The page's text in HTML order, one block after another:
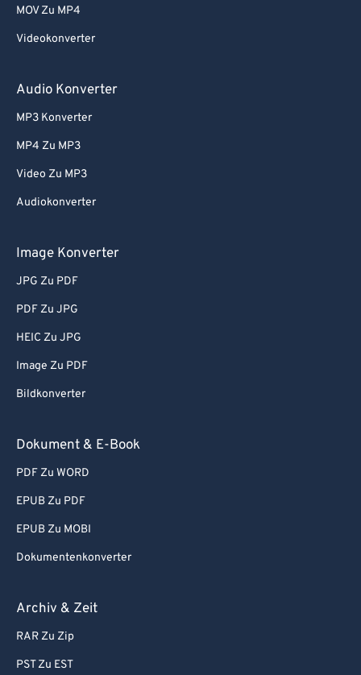
MOV Zu MP4
Videokonverter
Audio Konverter
MP3 Konverter
MP4 Zu MP3
Video Zu MP3
Audiokonverter
Image Konverter
JPG Zu PDF
PDF Zu JPG
HEIC Zu JPG
Image Zu PDF
Bildkonverter
Dokument & E-Book
PDF Zu WORD
EPUB Zu PDF
EPUB Zu MOBI
Dokumentenkonverter
Archiv & Zeit
RAR Zu Zip
PST Zu EST